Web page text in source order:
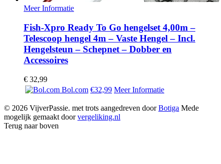
Meer Informatie
Fish-Xpro Ready To Go hengelset 4,00m –
Telescoop hengel 4m – Vaste Hengel – Incl.
Hengelsteun – Schepnet – Dobber en
Accessoires
€ 32,99
Bol.com €32,99 Meer Informatie
© 2026 VijverPassie. met trots aangedreven doorBotiga Mede
mogelijk gemaakt doorvergeliking.nl
Terug naar boven